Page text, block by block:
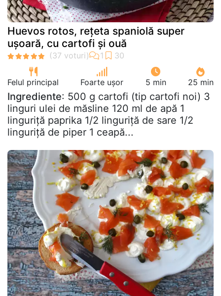
Huevos rotos, rețeta spaniolă super
ușoară, cu cartofi și ouă
Felul principal Foarte ușor 5 min 25 min
Ingrediente: 500 g cartofi (tip cartofi noi) 3
linguri ulei de măsline 120 ml de apă 1
linguriță paprika 1/2 linguriță de sare 1/2
linguriță de piper 1 ceapă...